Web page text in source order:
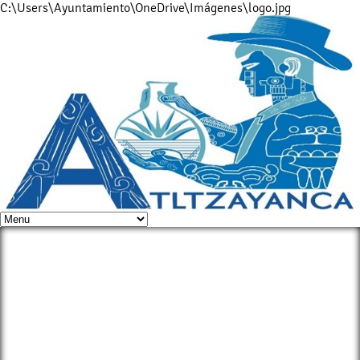
C:\Users\Ayuntamiento\OneDrive\Imágenes\logo.jpg